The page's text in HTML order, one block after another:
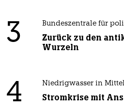
3 Bundeszentrale für
Zurück zu den
Wurzeln
4 Niedrigwasser in
Stromkrise mit